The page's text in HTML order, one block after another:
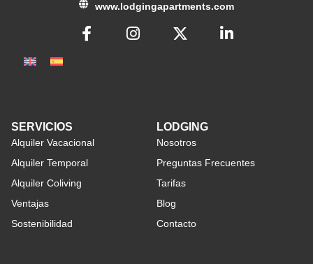
www.lodgingapartments.com
SERVICIOS
Alquiler Vacacional
Alquiler Temporal
Alquiler Coliving
Ventajas
Sostenibilidad
LODGING
Nosotros
Preguntas Frecuentes
Tarifas
Blog
Contacto